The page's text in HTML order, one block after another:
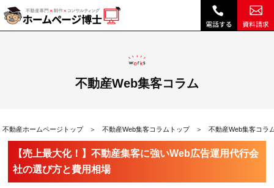
不動産Web集客コラム
不動産ホームページトップ 不動産Web集客コラムトップ 不動産Web集客コラ
【売上最大化！】不動産集客に強いWeb広告運用代行会
社の選び方と費用相場